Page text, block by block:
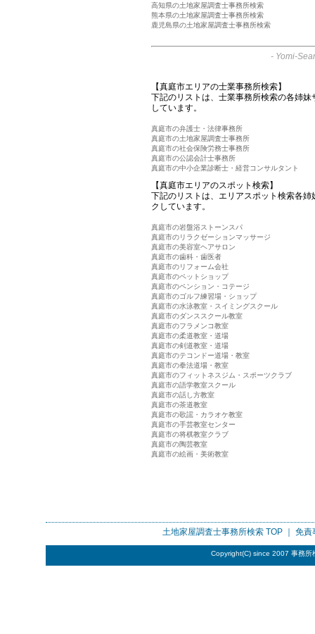
高知県の土地家屋調査士事務所検索
熊本県の土地家屋調査士事務所検索
鹿児島県の土地家屋調査士事務所検索
- Yomi-
【真庭市エリアの士業事務所検索】
下記のリストは、士業事務所検索の各姉
しています。
真庭市の弁護士・法律事務所
真庭市の土地家屋調査士事務所
真庭市の社会保険労務士事務所
真庭市の公認会計士事務所
真庭市の中小企業診断士・経営コンサルタント
【真庭市エリアのスポット検索】
下記のリストは、エリアスポット検索各
クしています。
真庭市の岩盤浴ストーンスパ
真庭市のリラクゼーションマッサージ
真庭市の美容室ヘアサロン
真庭市の歯科・歯医者
真庭市のリフォーム会社
真庭市のペットショップ
真庭市のペンション・コテージ
真庭市のゴルフ練習場・ショップ
真庭市の水泳教室・スイミングスクール
真庭市のダンススクール教室
真庭市のフラメンコ教室
真庭市の柔道教室・道場
真庭市の剣道教室・道場
真庭市のテコンドー道場・教室
真庭市の拳法道場・教室
真庭市のフィットネスジム・スポーツクラブ
真庭市の語学教室スクール
真庭市の話し方教室
真庭市の茶道教室
真庭市の歌謡・カラオケ教室
真庭市の手芸教室センター
真庭市の将棋教室クラブ
真庭市の陶芸教室
真庭市の絵画・美術教室
土地家屋調査士事務所検索TOP ｜ 免責
Copyright(C) since 2007 事務所